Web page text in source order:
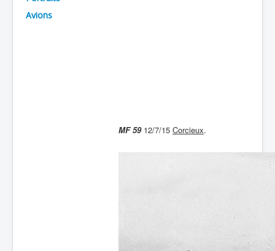
Personnels
Avions
MF 5912/7/15 Corcieux.